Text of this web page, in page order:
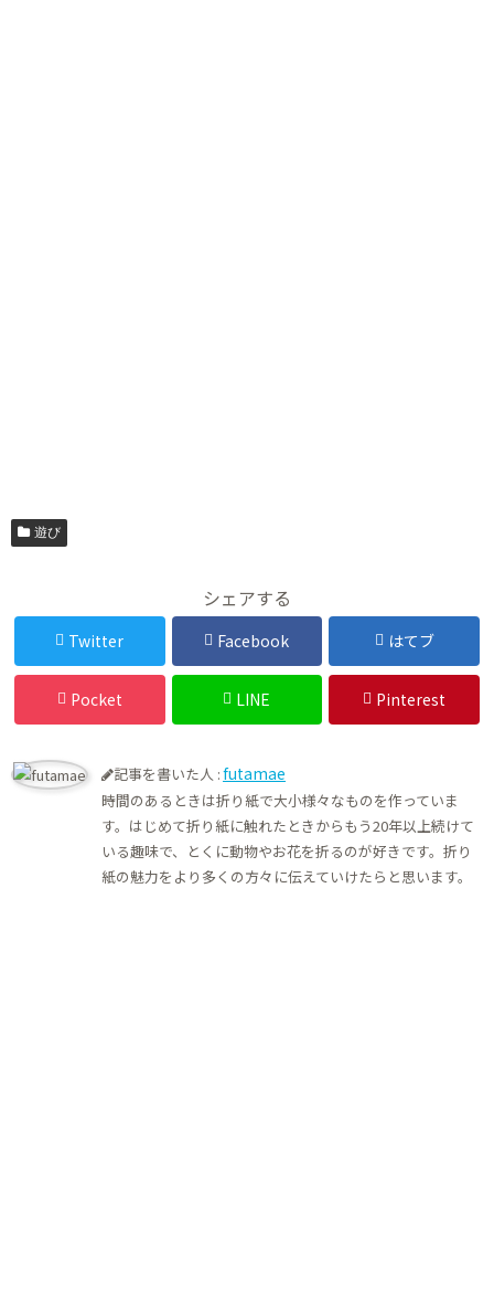
遊び
シェアする
Twitter Facebook はてブ
Pocket LINE Pinterest
記事を書いた人 :futamae
時間のあるときは折り紙で大小様々なものを作っていま
す。はじめて折り紙に触れたときからもう20年以上続けて
いる趣味で、とくに動物やお花を折るのが好きです。折り
紙の魅力をより多くの方々に伝えていけたらと思います。